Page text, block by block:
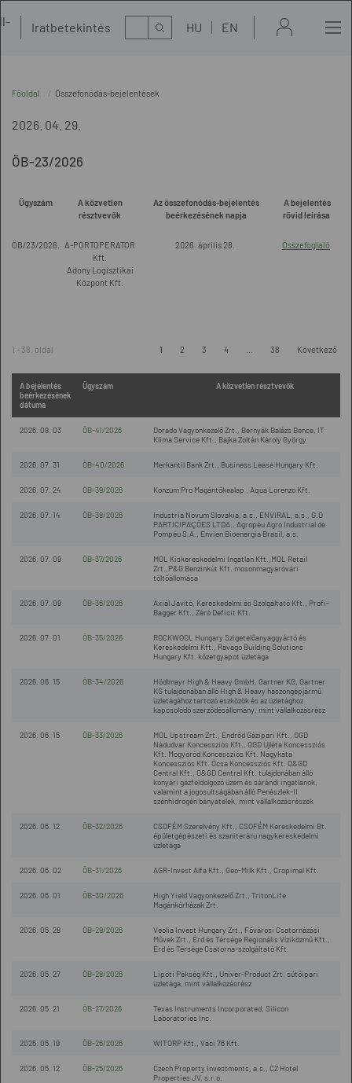
Iratbetekintés Kereső HU EN
Főoldal Összefonódás-bejelentések
2026. 04. 29.
ÖB-23/2026
Ügyszám
A közvetlen
résztvevők
Az összefonódás-bejelentés
beérkezésének napja
A bejelentés
rövid leírása
ÖB/23/2026.
A-PORTOPERATOR
Kft.
Adony Logisztikai
Központ Kft.
2026. április 28. Összefoglaló
1 - 38. oldal 1 2 3 4 38 Következő
A bejelentés
beérkezésének
dátuma
Ügyszám A közvetlen résztvevők
2026. 08. 03 ÖB-41/2026
Dorado Vagyonkezelő Zrt., Bernyák Balázs Bence, IT
Klima Service Kft., Bajka Zoltán Károly György
2026. 07. 31 ÖB-40/2026 Merkantil Bank Zrt., Business Lease Hungary Kft.
2026. 07. 24 ÖB-39/2026 Konzum Pro Magántőkealap , Aqua Lorenzo Kft.
2026. 07. 14 ÖB-38/2026
Industria Novum Slovakia, a.s., ENVIRAL, a.s., G.O
PARTICIPAÇÕES LTDA., Agropéu Agro Industrial de
Pompéu S.A., Envien Bioenergia Brasil, a.s.
2026. 07. 09 ÖB-37/2026
MOL Kiskereskedelmi Ingatlan Kft.,MOL Retail
Zrt.,P&G Benzinkút Kft. mosonmagyaróvári
töltőállomása
2026. 07. 09 ÖB-36/2026
Axiál Javító, Kereskedelmi és Szolgáltató Kft., Profi-
Bagger Kft., Zéró Deficit Kft.
2026. 07. 01 ÖB-35/2026
ROCKWOOL Hungary Szigetelőanyaggyártó és
Kereskedelmi Kft., Ravago Building Solutions
Hungary Kft. kőzetgyapot üzletága
2026. 06. 15 ÖB-34/2026
Hödlmayr High & Heavy GmbH, Gartner KG, Gartner
KG tulajdonában álló High & Heavy haszongépjármű
üzletágához tartozó eszközök és az üzletághoz
kapcsolódó szerződésállomány, mint vállalkozásrész
2026. 06. 15 ÖB-33/2026
MOL Upstream Zrt., Endrőd Gázipari Kft., OGD
Nádudvar Koncessziós Kft., OGD Újléta Koncessziós
Kft. Mogyoród Koncessziós Kft. Nagykáta
Koncessziós Kft. Ócsa Koncessziós Kft. O&GD
Central Kft., O&GD Central Kft. tulajdonában álló
konyári gázfeldolgozó üzem és sárándi ingatlanok,
valamint a jogosultságában álló Penészlek-II
szénhidrogén bányatelek, mint vállalkozásrészek
2026. 06. 12 ÖB-32/2026
CSOFÉM Szerelvény Kft., CSOFÉM Kereskedelmi Bt.
épületgépészeti és szaniteráru nagykereskedelmi
üzletága
2026. 06. 02 ÖB-31/2026 AGR-Invest Alfa Kft., Geo-Milk Kft., Cropimal Kft.
2026. 06. 01 ÖB-30/2026
High Yield Vagyonkezelő Zrt., TritonLife
Magánkórházak Zrt.
2026. 05. 28 ÖB-29/2026
Veolia Invest Hungary Zrt., Fővárosi Csatornázási
Művek Zrt., Érd és Térsége Regionális Víziközmű Kft.,
Érd és Térsége Csatorna-szolgáltató Kft.
2026. 05. 27 ÖB-28/2026
Lipóti Pékség Kft., Univer-Product Zrt. sütőipari
üzletága, mint vállalkozásrész
2026. 05. 21 ÖB-27/2026
Texas Instruments Incorporated, Silicon
Laboratories Inc.
2025. 05. 19 ÖB-26/2026 WITORP Kft., Váci 76 Kft.
2026. 05. 12 ÖB-25/2026
Czech Property Investments, a.s., CZ Hotel
Properties JV, s.r.o.